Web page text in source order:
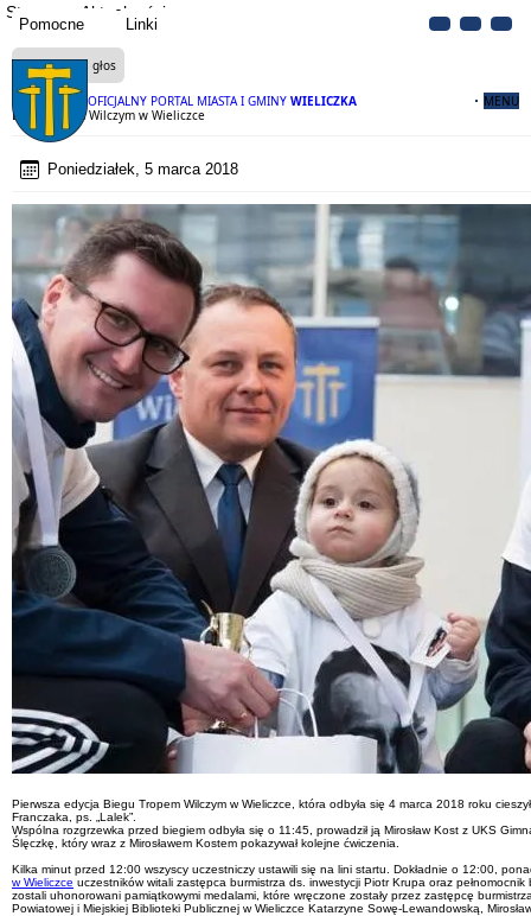
Pomocne Linki
OFICJALNY PORTAL MIASTA I GMINY WIELICZKA MENU
Strona Aktualności
Czytaj na głos
Bieg Tropem Wilczym w Wieliczce
Poniedziałek, 5 marca 2018
Pierwsza edycja Biegu Tropem Wilczym w Wieliczce, która odbyła się 4 marca 2018 roku
Franczaka, ps. „Lalek”.
Wspólna rozgrzewka przed biegiem odbyła się o 11:45, prowadził ją Mirosław Kost z UKS
Ślęczkę, który wraz z Mirosławem Kostem pokazywał kolejne ćwiczenia.
Kilka minut przed 12:00 wszyscy uczestniczy ustawili się na lini startu. Dokładnie o 12:00,
w Wieliczce uczestników witali zastępca burmistrza ds. inwestycji Piotr Krupa oraz
zostali uhonorowani pamiątkowymi medalami, które wręczone zostały przez zastępcę
Powiatowej i Miejskiej Biblioteki Publicznej w Wieliczce Katarzyne Sowę-Lewandowską,